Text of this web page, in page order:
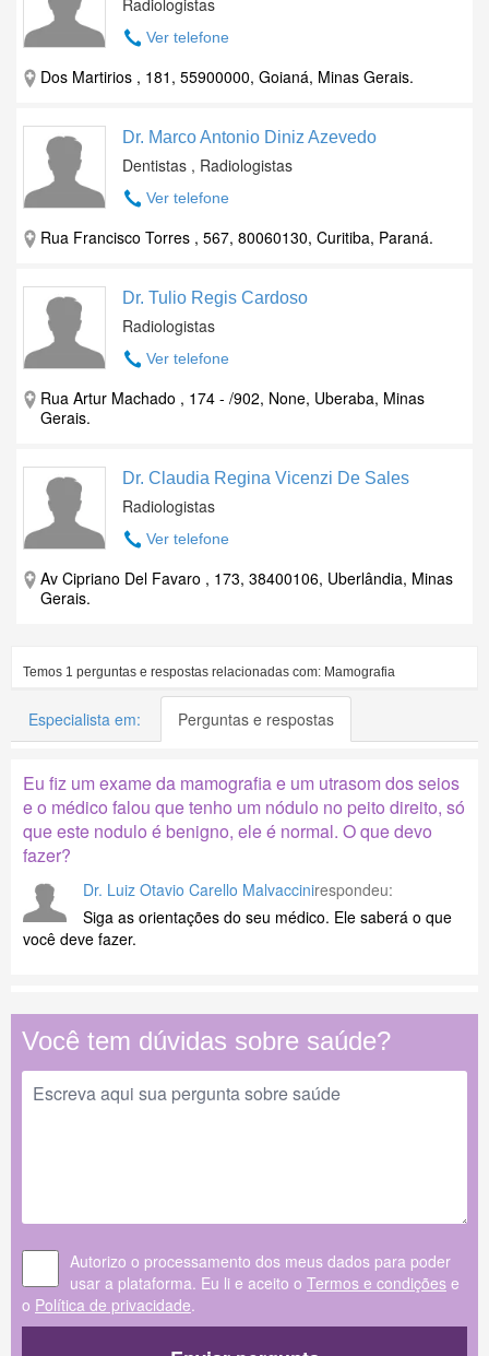
Radiologistas
Ver telefone
Dos Martirios , 181, 55900000, Goianá, Minas Gerais.
Dr. Marco Antonio Diniz Azevedo
Dentistas , Radiologistas
Ver telefone
Rua Francisco Torres , 567, 80060130, Curitiba, Paraná.
Dr. Tulio Regis Cardoso
Radiologistas
Ver telefone
Rua Artur Machado , 174 - /902, None, Uberaba, Minas
Gerais.
Dr. Claudia Regina Vicenzi De Sales
Radiologistas
Ver telefone
Av Cipriano Del Favaro , 173, 38400106, Uberlândia, Minas
Gerais.
Temos 1 perguntas e respostas relacionadas com: Mamografia
Especialista em: Perguntas e respostas
Eu fiz um exame da mamografia e um utrasom dos seios
e o médico falou que tenho um nódulo no peito direito, só
que este nodulo é benigno, ele é normal. O que devo
fazer?
Dr. Luiz Otavio Carello Malvaccinirespondeu:
Siga as orientações do seu médico. Ele saberá o que
você deve fazer.
Você tem dúvidas sobre saúde?
Autorizo o processamento dos meus dados para poder
usar a plataforma. Eu li e aceito o Termos e condições e
o Política de privacidade.